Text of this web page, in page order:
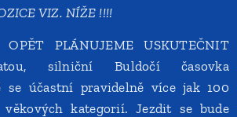
VIZ. NÍŽE !!!!
PLÁNUJEME USKUTEČNIT
silniční Buldočí časovka
se účastní pravidelně více jak 100
věkových kategorií. Jezdit se bude